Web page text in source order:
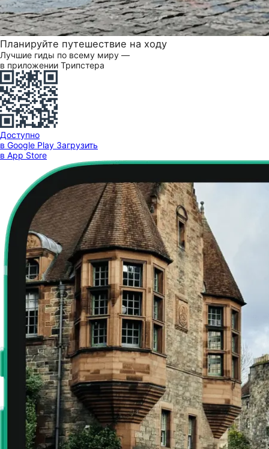
Планируйте путешествие на ходу
Лучшие гиды по всему миру —
в приложении Трипстера
Доступно
в Google Play Загрузить
в App Store